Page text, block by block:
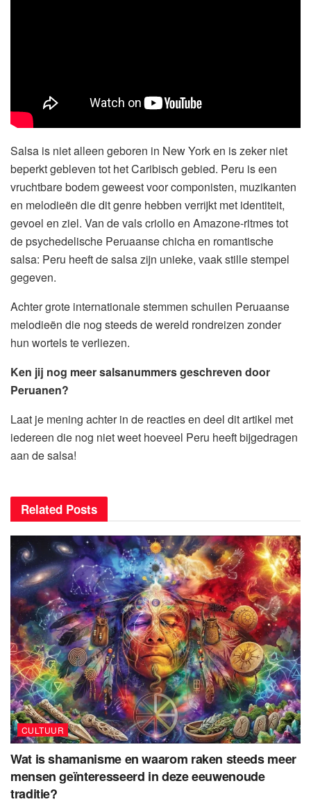
Salsa is niet alleen geboren in New York en is zeker niet
beperkt gebleven tot het Caribisch gebied. Peru is een
vruchtbare bodem geweest voor componisten, muzikanten
en melodieën die dit genre hebben verrijkt met identiteit,
gevoel en ziel. Van de vals criollo en Amazone-ritmes tot
de psychedelische Peruaanse chicha en romantische
salsa: Peru heeft de salsa zijn unieke, vaak stille stempel
gegeven.
Achter grote internationale stemmen schuilen Peruaanse
melodieën die nog steeds de wereld rondreizen zonder
hun wortels te verliezen.
Ken jij nog meer salsanummers geschreven door
Peruanen?
Laat je mening achter in de reacties en deel dit artikel met
iedereen die nog niet weet hoeveel Peru heeft bijgedragen
aan de salsa!
Related Posts
CULTUUR
Wat is shamanisme en waarom raken steeds meer
mensen geïnteresseerd in deze eeuwenoude
traditie?